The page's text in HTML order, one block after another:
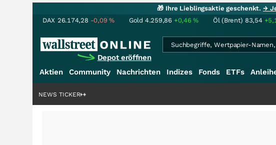
🎁 Ihre Lieblingsaktie geschenkt.→
DAX 26.174,28 -0,09% Gold 4.259,86 +0,46% Öl (Brent) 83,54
Depot eröffnen
Aktien Community Nachrichten Indizes Fonds ETFs
+++NEWS TICKER